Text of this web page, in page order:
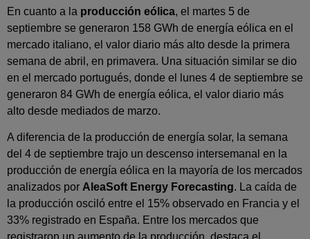
En cuanto a la producción eólica, el martes 5 de
septiembre se generaron 158 GWh de energía eólica en el
mercado italiano, el valor diario más alto desde la primera
semana de abril, en primavera. Una situación similar se dio
en el mercado portugués, donde el lunes 4 de septiembre se
generaron 84 GWh de energía eólica, el valor diario más
alto desde mediados de marzo.
A diferencia de la producción de energía solar, la semana
del 4 de septiembre trajo un descenso intersemanal en la
producción de energía eólica en la mayoría de los mercados
analizados por AleaSoft Energy Forecasting. La caída de
la producción osciló entre el 15% observado en Francia y el
33% registrado en España. Entre los mercados que
registraron un aumento de la producción, destaca el